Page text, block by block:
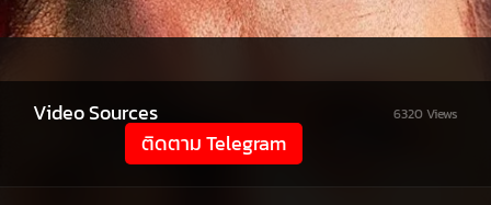
Video Sources 6320 Views
ติดตาม Telegram